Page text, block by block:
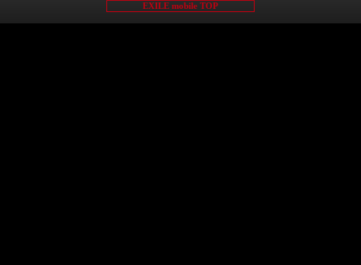
EXILE mobile TOP